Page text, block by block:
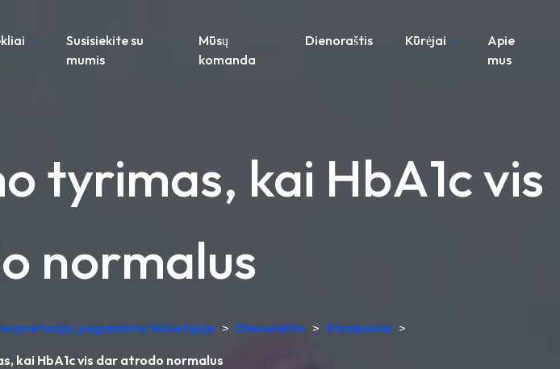
Susisiekite su
mumis
Mūsų
komanda
Dienoraštis Kūrėjai
Apie
mus
tyrimas, kai HbA1c vis
normalus
pagaminta Vokietijoje > Dienoraštis > Straipsniai >
kai HbA1c vis dar atrodo normalus